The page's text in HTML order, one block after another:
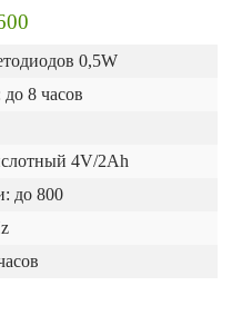
0,5W
8 часов
4V/2Ah
до 800